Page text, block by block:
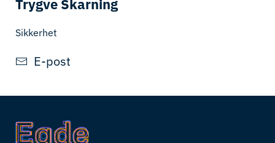
Trygve Skarning
Sikkerhet
E-post